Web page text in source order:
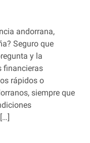
andorrana,
Seguro que
y la
financieras
rápidos o
siempre que